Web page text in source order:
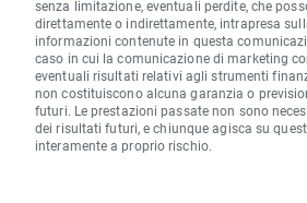
senza limitazione, eventuali perdite, che
direttamente o indirettamente, intrapresa
informazioni contenute in questa
caso in cui la comunicazione di marketing
eventuali risultati relativi agli strumenti
non costituiscono alcuna garanzia o
futuri. Le prestazioni passate non sono
dei risultati futuri, e chiunque agisca su
interamente a proprio rischio.